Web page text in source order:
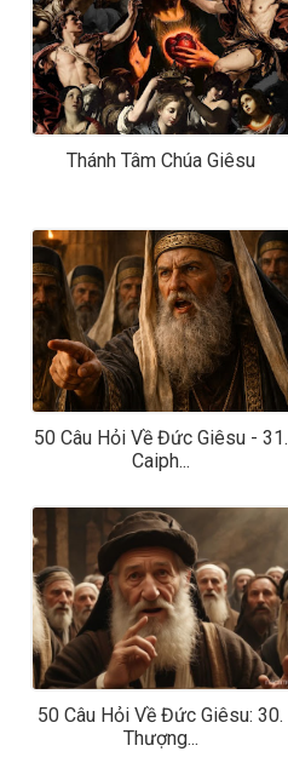
Thánh Tâm Chúa Giêsu
50 Câu Hỏi Về Đức Giêsu - 31.
Caiph...
50 Câu Hỏi Về Đức Giêsu: 30.
Thượng...